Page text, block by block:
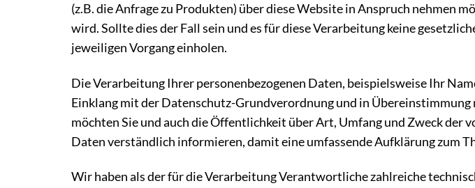
(z.B. die Anfrage zu Produkten) über diese Website in Anspruch nehmen
wird. Sollte dies der Fall sein und es für diese Verarbeitung keine
jeweiligen Vorgang einholen.
Die Verarbeitung Ihrer personenbezogenen Daten, beispielsweise Ihr
Einklang mit der Datenschutz-Grundverordnung und in
möchten Sie und auch die Öffentlichkeit über Art, Umfang und Zweck der
Daten verständlich informieren, damit eine umfassende Aufklärung zum
Wir haben als der für die Verarbeitung Verantwortliche zahlreiche